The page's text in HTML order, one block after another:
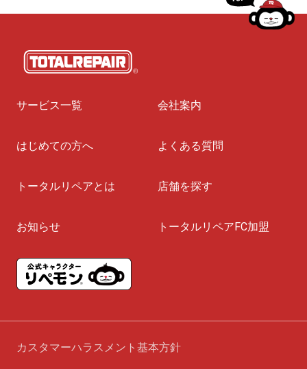
ペ
ジ
サービス一覧 会社案内
はじめての方へ よくある質問
トータルリペアとは 店舗を探す
お知らせ トータルリペアFC加盟
カスタマーハラスメント基本方針